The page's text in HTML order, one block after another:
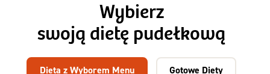
Wybierz
swoją dietę pudełkową
Dieta z Wyborem Menu Gotowe Diety